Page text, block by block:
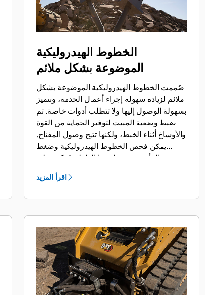
الخطوط الهيدروليكية
الموضوعة بشكل ملائم
صُممت الخطوط الهيدروليكية الموضوعة بشكل
ملائم لزيادة سهولة إجراء أعمال الخدمة، وتتميز
بسهولة الوصول إليها ولا تتطلب أدوات خاصة. تم
ضبط وضعية المبيت لتوفير الحماية من القوة
والأوساخ أثناء الخبط، ولكنها تتيح وصول المفتاح.
يمكن فحص الخطوط الهيدروليكية وضغط
الرأس وشحنها بينما القاطع مُركب على
اقرأ المزيد